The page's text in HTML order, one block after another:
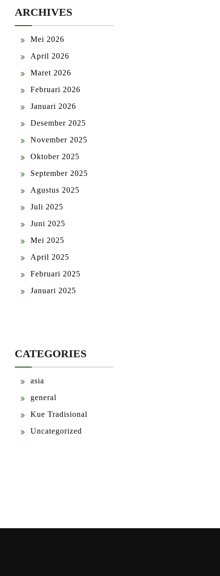
ARCHIVES
Mei 2026
April 2026
Maret 2026
Februari 2026
Januari 2026
Desember 2025
November 2025
Oktober 2025
September 2025
Agustus 2025
Juli 2025
Juni 2025
Mei 2025
April 2025
Februari 2025
Januari 2025
CATEGORIES
asia
general
Kue Tradisional
Uncategorized